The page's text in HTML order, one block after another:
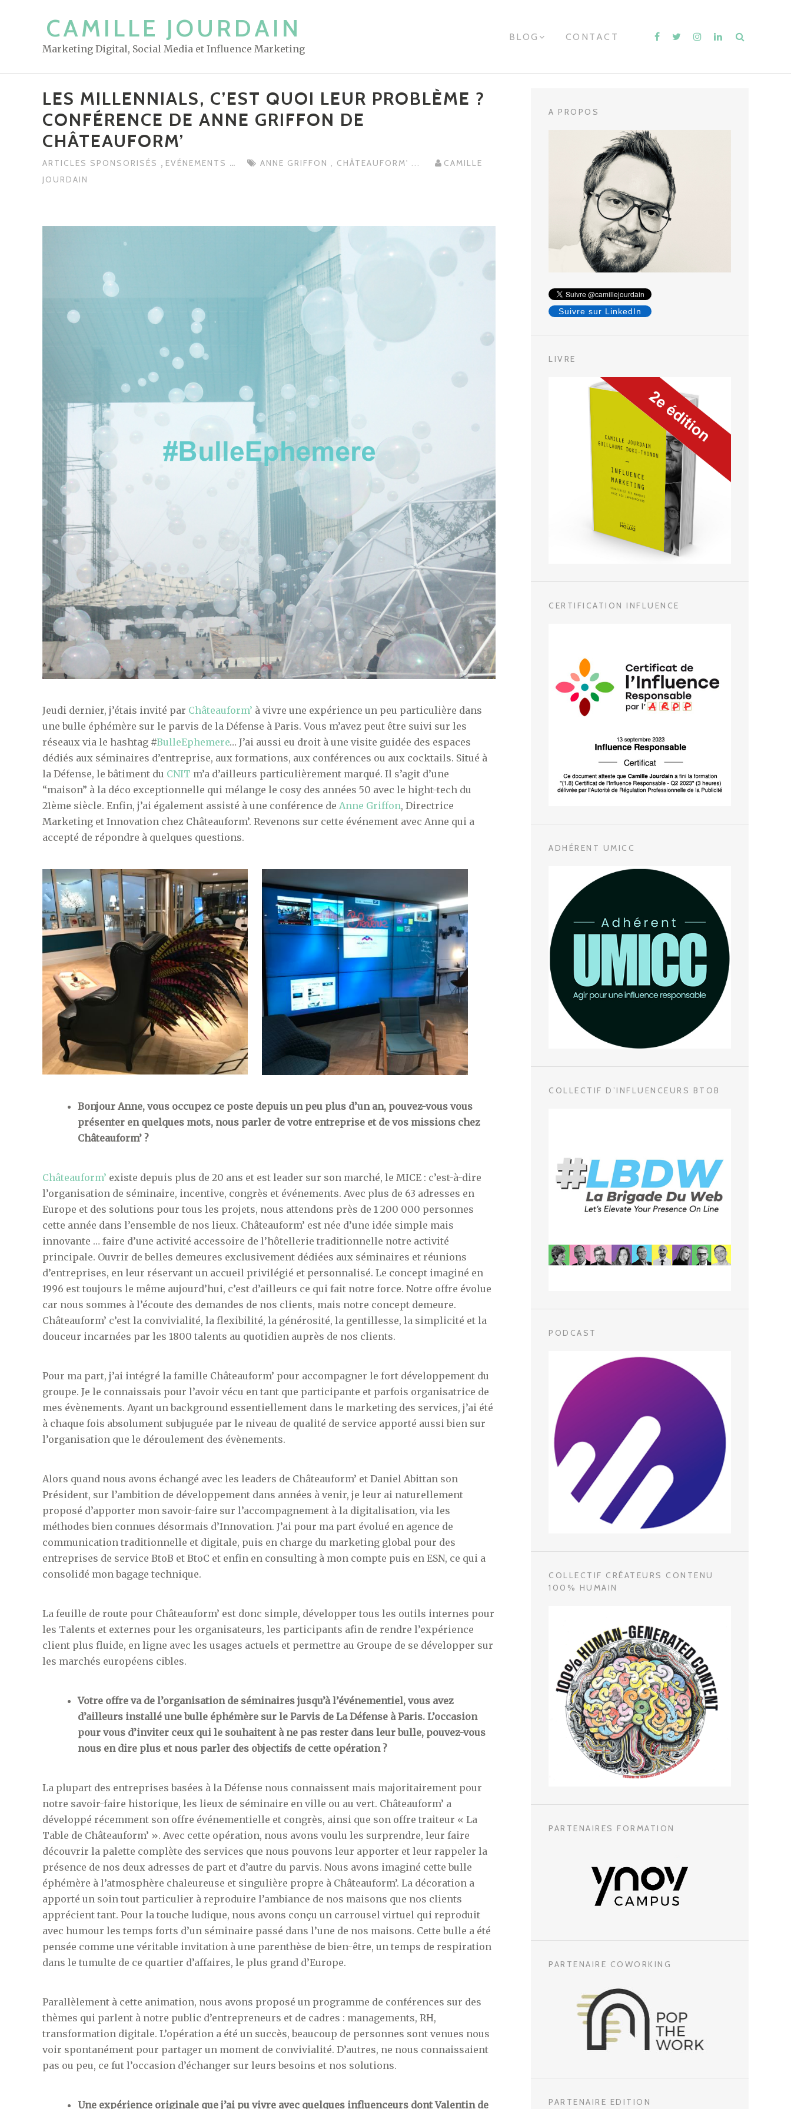
t
CAMILLE JOURDAIN
Marketing Digital, Social Media et Influence Marketing
BLOG E
CONTACT
LES MILLENNIALS, C’EST QUOI LEUR PROBLÈME ?
CONFÉRENCE DE ANNE GRIFFON DE
CHÂTEAUFORM’
ARTICLES SPONSORISÉS , EVÉNEMENTS ... ANNE GRIFFON , CHÂTEAUFORM' ...
CAMILLE
JOURDAIN
Jeudi dernier, j’étais invité par Châteauform’ à vivre une expérience un peu particulière dans
une bulle éphémère sur le parvis de la Défense à Paris. Vous m’avez peut être suivi sur les
réseaux via le hashtag #BulleEphemere… J’ai aussi eu droit à une visite guidée des espaces
dédiés aux séminaires d’entreprise, aux formations, aux conférences ou aux cocktails. Situé à
la Défense, le bâtiment du CNIT m’a d’ailleurs particulièrement marqué. Il s’agit d’une
“maison” à la déco exceptionnelle qui mélange le cosy des années 50 avec le hight-tech du
21ème siècle. Enfin, j’ai également assisté à une conférence de Anne Griffon, Directrice
Marketing et Innovation chez Châteauform’. Revenons sur cette événement avec Anne qui a
accepté de répondre à quelques questions.
Bonjour Anne, vous occupez ce poste depuis un peu plus d’un an, pouvez-vous vous
présenter en quelques mots, nous parler de votre entreprise et de vos missions chez
Châteauform’ ?
Châteauform’ existe depuis plus de 20 ans et est leader sur son marché, le MICE : c’est-à-dire
l’organisation de séminaire, incentive, congrès et événements. Avec plus de 63 adresses en
Europe et des solutions pour tous les projets, nous attendons près de 1 200 000 personnes
cette année dans l’ensemble de nos lieux. Châteauform’ est née d’une idée simple mais
innovante … faire d’une activité accessoire de l’hôtellerie traditionnelle notre activité
principale. Ouvrir de belles demeures exclusivement dédiées aux séminaires et réunions
d’entreprises, en leur réservant un accueil privilégié et personnalisé. Le concept imaginé en
1996 est toujours le même aujourd’hui, c’est d’ailleurs ce qui fait notre force. Notre offre évolue
car nous sommes à l’écoute des demandes de nos clients, mais notre concept demeure.
Châteauform’ c’est la convivialité, la flexibilité, la générosité, la gentillesse, la simplicité et la
douceur incarnées par les 1800 talents au quotidien auprès de nos clients.
Pour ma part, j’ai intégré la famille Châteauform’ pour accompagner le fort développement du
groupe. Je le connaissais pour l’avoir vécu en tant que participante et parfois organisatrice de
mes évènements. Ayant un background essentiellement dans le marketing des services, j’ai été
à chaque fois absolument subjuguée par le niveau de qualité de service apporté aussi bien sur
l’organisation que le déroulement des évènements.
Alors quand nous avons échangé avec les leaders de Châteauform’ et Daniel Abittan son
Président, sur l’ambition de développement dans années à venir, je leur ai naturellement
proposé d’apporter mon savoir-faire sur l’accompagnement à la digitalisation, via les
méthodes bien connues désormais d’Innovation. J’ai pour ma part évolué en agence de
communication traditionnelle et digitale, puis en charge du marketing global pour des
entreprises de service BtoB et BtoC et enfin en consulting à mon compte puis en ESN, ce qui a
consolidé mon bagage technique.
La feuille de route pour Châteauform’ est donc simple, développer tous les outils internes pour
les Talents et externes pour les organisateurs, les participants afin de rendre l’expérience
client plus fluide, en ligne avec les usages actuels et permettre au Groupe de se développer sur
les marchés européens cibles.
Votre offre va de l’organisation de séminaires jusqu’à l’événementiel, vous avez
d’ailleurs installé une bulle éphémère sur le Parvis de La Défense à Paris. L’occasion
pour vous d’inviter ceux qui le souhaitent à ne pas rester dans leur bulle, pouvez-vous
nous en dire plus et nous parler des objectifs de cette opération ?
La plupart des entreprises basées à la Défense nous connaissent mais majoritairement pour
notre savoir-faire historique, les lieux de séminaire en ville ou au vert. Châteauform’ a
développé récemment son offre événementielle et congrès, ainsi que son offre traiteur « La
Table de Châteauform’ ». Avec cette opération, nous avons voulu les surprendre, leur faire
découvrir la palette complète des services que nous pouvons leur apporter et leur rappeler la
présence de nos deux adresses de part et d’autre du parvis. Nous avons imaginé cette bulle
éphémère à l’atmosphère chaleureuse et singulière propre à Châteauform’. La décoration a
apporté un soin tout particulier à reproduire l’ambiance de nos maisons que nos clients
apprécient tant. Pour la touche ludique, nous avons conçu un carrousel virtuel qui reproduit
avec humour les temps forts d’un séminaire passé dans l’une de nos maisons. Cette bulle a été
pensée comme une véritable invitation à une parenthèse de bien-être, un temps de respiration
dans le tumulte de ce quartier d’affaires, le plus grand d’Europe.
Parallèlement à cette animation, nous avons proposé un programme de conférences sur des
thèmes qui parlent à notre public d’entrepreneurs et de cadres : managements, RH,
transformation digitale. L’opération a été un succès, beaucoup de personnes sont venues nous
voir spontanément pour partager un moment de convivialité. D’autres, ne nous connaissaient
pas ou peu, ce fut l’occasion d’échanger sur leurs besoins et nos solutions.
Une expérience originale que j’ai pu vivre avec quelques influenceurs dont Valentin de
A PROPOS
Suivre sur LinkedIn
LIVRE
CERTIFICATION INFLUENCE
ADHÉRENT UMICC
COLLECTIF D’INFLUENCEURS BTOB
PODCAST
COLLECTIF CRÉATEURS CONTENU
100% HUMAIN
PARTENAIRES FORMATION
PARTENAIRE COWORKING
PARTENAIRE EDITION